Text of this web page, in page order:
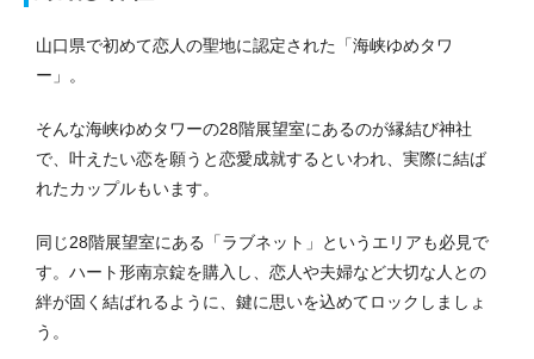
山口県で初めて恋人の聖地に認定された「海峡ゆめタワ
ー」。
そんな海峡ゆめタワーの28階展望室にあるのが縁結び神社
で、叶えたい恋を願うと恋愛成就するといわれ、実際に結ば
れたカップルもいます。
同じ28階展望室にある「ラブネット」というエリアも必見で
す。ハート形南京錠を購入し、恋人や夫婦など大切な人との
絆が固く結ばれるように、鍵に思いを込めてロックしましょ
う。